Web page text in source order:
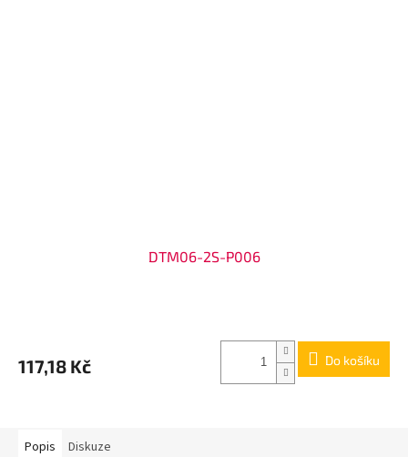
DTM06-2S-P006
117,18 Kč Do košíku
Popis Diskuze